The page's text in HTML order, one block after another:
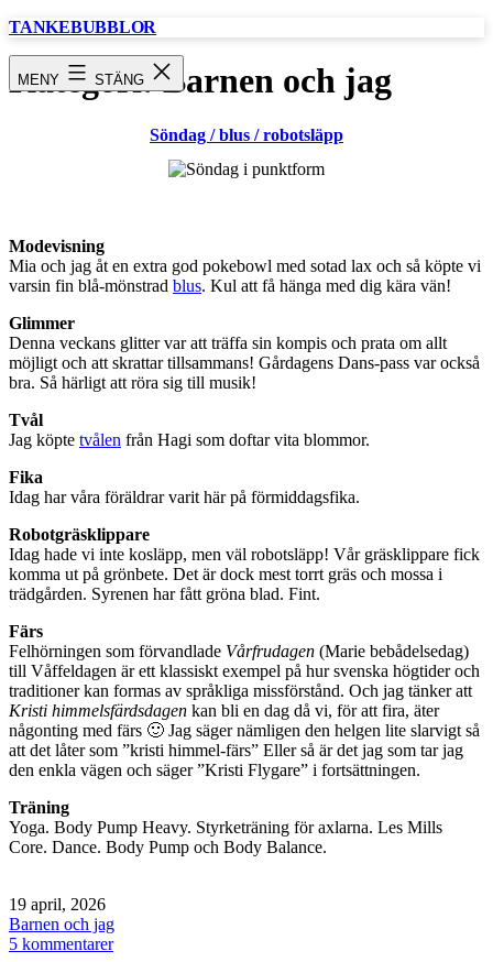
Hoppa
TANKEBUBBLOR
MENY STÄNG
Kategori: Barnen och jag
Söndag / blus / robotsläpp
Modevisning
Mia och jag åt en extra god pokebowl med sotad lax och så köpte vi
varsin fin blå-mönstrad blus. Kul att få hänga med dig kära vän!
Glimmer
Denna veckans glitter var att träffa sin kompis och prata om allt
möjligt och att skrattar tillsammans! Gårdagens Dans-pass var också
bra. Så härligt att röra sig till musik!
Tvål
Jag köpte tvålen från Hagi som doftar vita blommor.
Fika
Idag har våra föräldrar varit här på förmiddagsfika.
Robotgräsklippare
Idag hade vi inte kosläpp, men väl robotsläpp! Vår gräsklippare fick
komma ut på grönbete. Det är dock mest torrt gräs och mossa i
trädgården. Syrenen har fått gröna blad. Fint.
Färs
Felhörningen som förvandlade Vårfrudagen (Marie bebådelsedag)
till Våffeldagen är ett klassiskt exempel på hur svenska högtider och
traditioner kan formas av språkliga missförstånd. Och jag tänker att
Kristi himmelsfärdsdagen kan bli en dag då vi, för att fira, äter
någonting med färs 🙂 Jag säger nämligen den helgen lite slarvigt så
att det låter som ”kristi himmel-färs” Eller så är det jag som tar jag
den enkla vägen och säger ”Kristi Flygare” i fortsättningen.
Träning
Yoga. Body Pump Heavy. Styrketräning för axlarna. Les Mills
Core. Dance. Body Pump och Body Balance.
Publicerat
den
19 april, 2026
Kategoriserat
som
Barnen och jag
5 kommentarertill